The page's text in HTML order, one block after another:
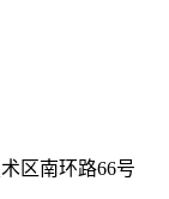
区南环路66号